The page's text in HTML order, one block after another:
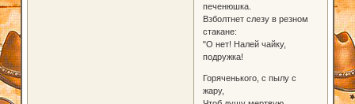
печенюшка.
Взболтнет слезу в резном
стакане:
"О нет! Налей чайку,
подружка!
Горяченького, с пылу с
жару,